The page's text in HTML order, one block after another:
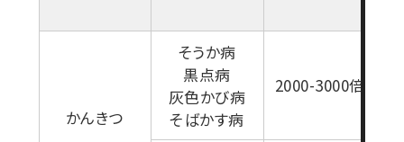
かんきつ
そうか病
黒点病
灰色かび病
そばかす病
2000-3000倍